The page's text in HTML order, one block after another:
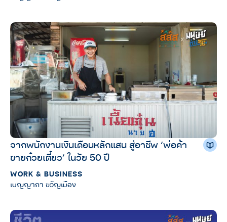
จากพนักงานเงินเดือนหลักแสน สู่อาชีพ ‘พ่อค้า
ขายก๋วยเตี๋ยว’ ในวัย 50 ปี
WORK & BUSINESS
เบญญาภา ขวัญเมือง